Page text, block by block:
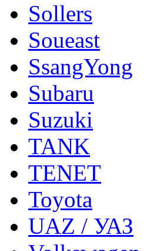
Sollers
Soueast
SsangYong
Subaru
Suzuki
TANK
TENET
Toyota
UAZ / УАЗ